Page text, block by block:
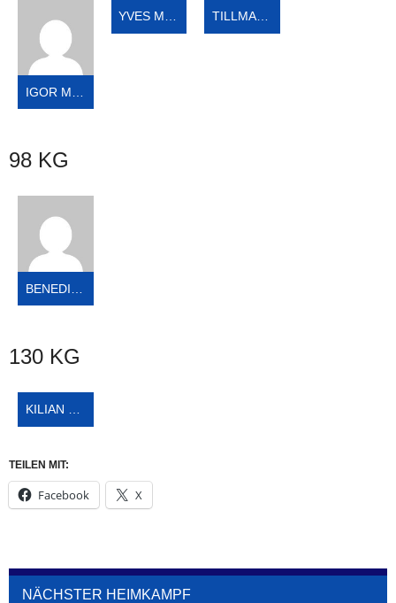
TILLMAN MILAN SCHÄFER
98 KG
130 KG
KILIAN MARKUS SCHÄFER
TEILEN MIT:
Facebook X
NÄCHSTER HEIMKAMPF